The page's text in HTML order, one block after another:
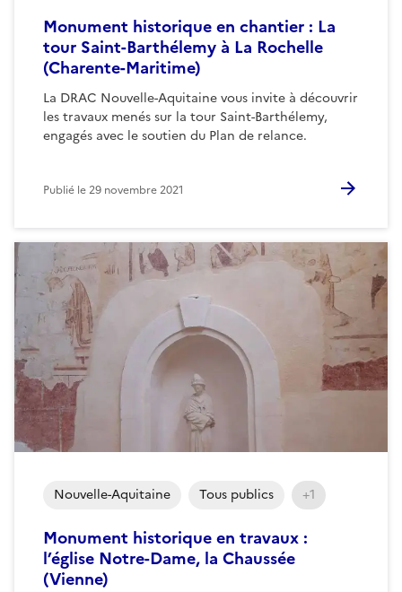
Monument historique en chantier : La
tour Saint-Barthélemy à La Rochelle
(Charente-Maritime)
La DRAC Nouvelle-Aquitaine vous invite à découvrir
les travaux menés sur la tour Saint-Barthélemy,
engagés avec le soutien du Plan de relance.
Publié le29 novembre 2021
Monument historique en travaux :
l’église Notre-Dame, la Chaussée
(Vienne)
Nouvelle-Aquitaine Tous publics +1